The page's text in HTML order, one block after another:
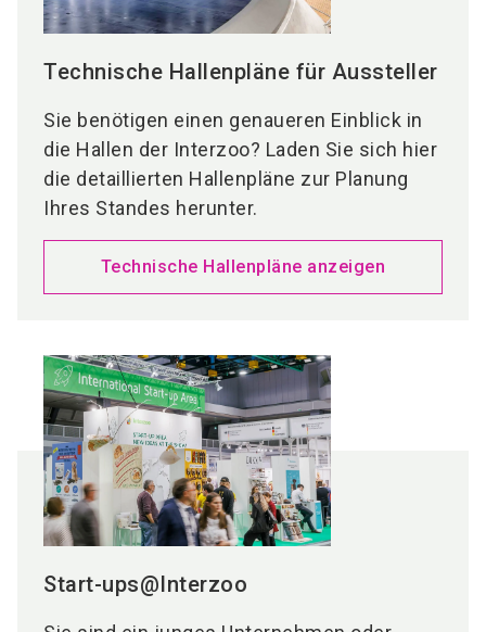
Technische Hallenpläne für Aussteller
Sie benötigen einen genaueren Einblick in
die Hallen der Interzoo? Laden Sie sich hier
die detaillierten Hallenpläne zur Planung
Ihres Standes herunter.
Technische Hallenpläne anzeigen
Start-ups@Interzoo